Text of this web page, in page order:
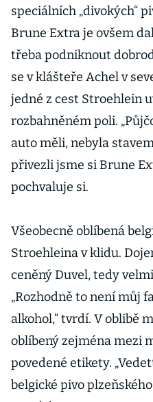
speciálních „divokých“
Brune Extra je ovšem
třeba podniknout
se v klášteře Achel v
jedné z cest Stroehlein
rozbahněném poli.
auto měli, nebyla
přivezli jsme si Brune
pochvaluje si.
Všeobecně oblíbená
Stroehleina v klidu.
ceněný Duvel, tedy
„Rozhodně to není můj
alkohol,“ tvrdí. V oblibě
oblíbený zejména mezi
povedené etikety.
belgické pivo